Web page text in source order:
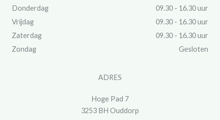
Donderdag
09.30 - 16.30 uur
Vrijdag
09.30 - 16.30 uur
Zaterdag
09.30 - 16.30 uur
Zondag
Gesloten
ADRES
Hoge Pad 7
3253 BH Ouddorp